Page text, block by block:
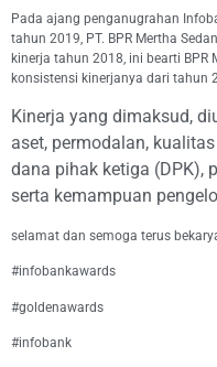
Pada ajang penganugrahan
tahun 2019, PT. BPR Mertha
kinerja tahun 2018, ini bearti
konsistensi kinerjanya dari tahun
Kinerja yang dimaksud,
aset, permodalan,
dana pihak ketiga (DPK),
serta kemampuan
selamat dan semoga terus
#infobankawards
#goldenawards
#infobank